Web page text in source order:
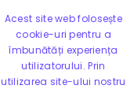
Acest site web folosește
cookie-uri pentru a
îmbunătăți experiența
utilizatorului. Prin
utilizarea site-ului nostru